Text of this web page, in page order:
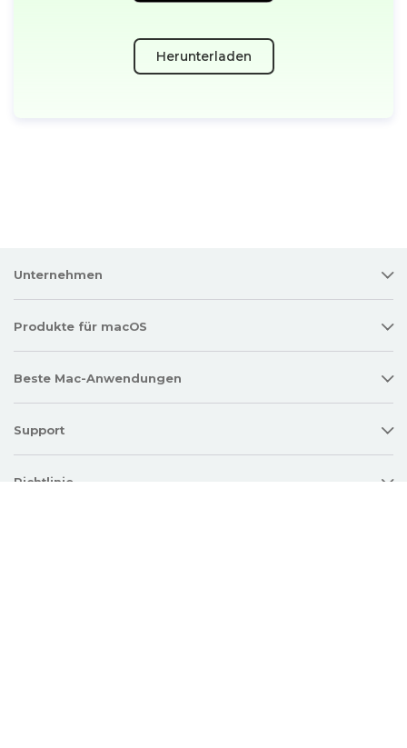
Herunterladen
Unternehmen
Produkte für macOS
Beste Mac-Anwendungen
Support
Richtlinie